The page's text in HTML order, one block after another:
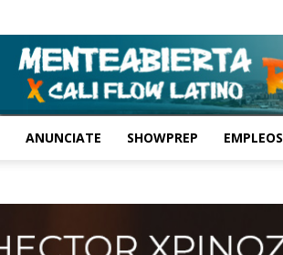
ANUNCIATE SHOWPREP EMPLEOS